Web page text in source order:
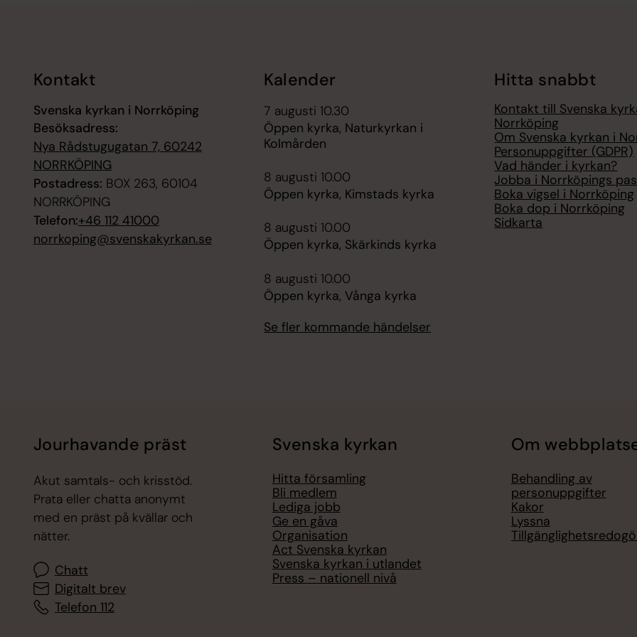
Kontakt
Svenska kyrkan i Norrköping
Besöksadress:
Nya Rådstugugatan 7, 60242
NORRKÖPING
Postadress: BOX 263, 60104
NORRKÖPING
Telefon:+46 112 41000
norrkoping@svenskakyrkan.se
Kalender
7 augusti 10.30
Öppen kyrka, Naturkyrkan i
Kolmården
8 augusti 10.00
Öppen kyrka, Kimstads kyrka
8 augusti 10.00
Öppen kyrka, Skärkinds kyrka
8 augusti 10.00
Öppen kyrka, Vånga kyrka
Se fler kommande händelser
Hitta snabbt
Kontakt till Svenska
Norrköping
Om Svenska kyrkan i
Personuppgifter (GDPR)
Vad händer i kyrkan?
Jobba i Norrköpings
Boka vigsel i Norrköping
Boka dop i Norrköping
Sidkarta
Jourhavande präst
Akut samtals- och krisstöd.
Prata eller chatta anonymt
med en präst på kvällar och
nätter.
Chatt
Digitalt brev
Telefon 112
Svenska kyrkan
Hitta församling
Bli medlem
Lediga jobb
Ge en gåva
Organisation
Act Svenska kyrkan
Svenska kyrkan i utlandet
Press – nationell nivå
Om
Behandling av
personuppgifter
Kakor
Lyssna